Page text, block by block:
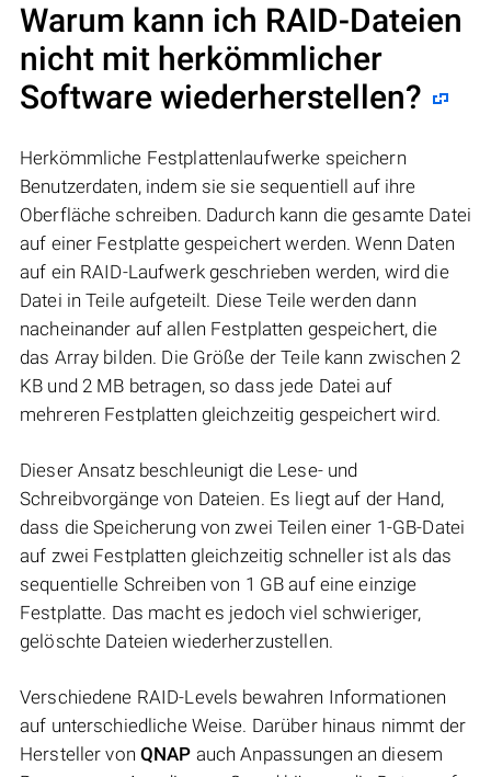
Warum kann ich RAID-Dateien
nicht mit herkömmlicher
Software wiederherstellen?
Herkömmliche Festplattenlaufwerke speichern
Benutzerdaten, indem sie sie sequentiell auf ihre
Oberfläche schreiben. Dadurch kann die gesamte Datei
auf einer Festplatte gespeichert werden. Wenn Daten
auf ein RAID-Laufwerk geschrieben werden, wird die
Datei in Teile aufgeteilt. Diese Teile werden dann
nacheinander auf allen Festplatten gespeichert, die
das Array bilden. Die Größe der Teile kann zwischen 2
KB und 2 MB betragen, so dass jede Datei auf
mehreren Festplatten gleichzeitig gespeichert wird.
Dieser Ansatz beschleunigt die Lese- und
Schreibvorgänge von Dateien. Es liegt auf der Hand,
dass die Speicherung von zwei Teilen einer 1-GB-Datei
auf zwei Festplatten gleichzeitig schneller ist als das
sequentielle Schreiben von 1 GB auf eine einzige
Festplatte. Das macht es jedoch viel schwieriger,
gelöschte Dateien wiederherzustellen.
Verschiedene RAID-Levels bewahren Informationen
auf unterschiedliche Weise. Darüber hinaus nimmt der
Hersteller von QNAP auch Anpassungen an diesem